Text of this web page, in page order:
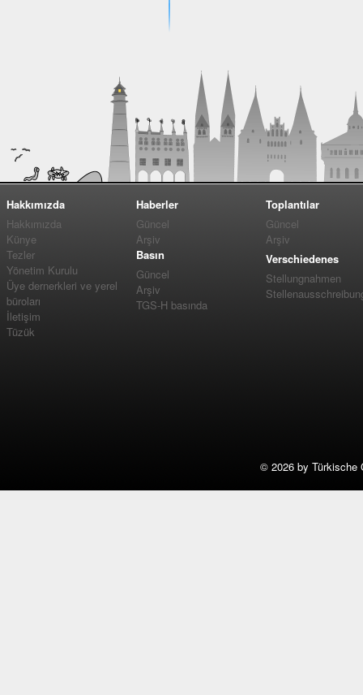
Hakkımızda
Hakkımızda
Künye
Tezler
Yönetim Kurulu
Üye dernerkleri ve yerel
büroları
İletişim
Tüzük
Haberler
Güncel
Arşiv
Basın
Güncel
Arşiv
TGS-H basında
Toplantılar
Güncel
Arşiv
Verschiedenes
Stellungnahmen
© 2026 by Türkische